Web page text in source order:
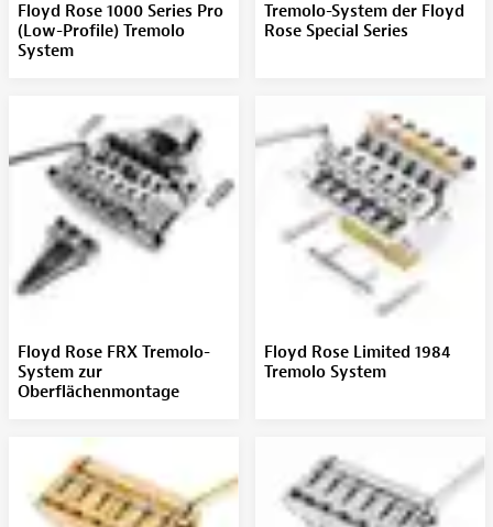
Floyd Rose 1000 Series Pro
(Low-Profile) Tremolo
System
Tremolo-System der Floyd
Rose Special Series
Floyd Rose FRX Tremolo-
System zur
Oberflächenmontage
Floyd Rose Limited 1984
Tremolo System